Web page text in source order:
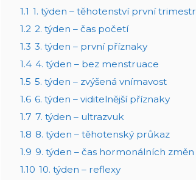
1.1 1. týden – těhotenství první trimestr
1.2 2. týden – čas početí
1.3 3. týden – první příznaky
1.4 4. týden – bez menstruace
1.5 5. týden – zvýšená vnímavost
1.6 6. týden – viditelnější příznaky
1.7 7. týden – ultrazvuk
1.8 8. týden – těhotenský průkaz
1.9 9. týden – čas hormonálních změn
1.10 10. týden – reflexy